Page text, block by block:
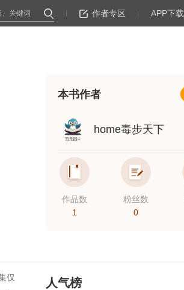
作者专区 APP下载
本书作者
home毒步天下
作品数
1
粉丝数
0
仅
人气榜